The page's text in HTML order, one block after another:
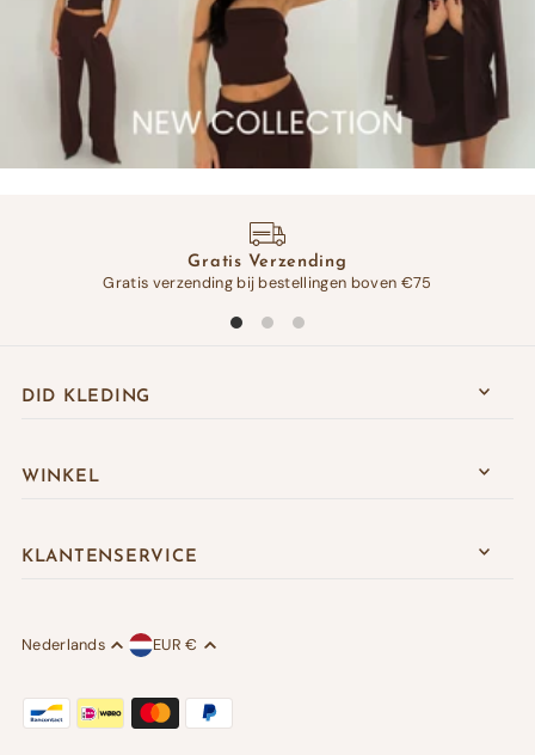
Gratis Verzending
Gratis verzending bij bestellingen boven €75
DID KLEDING
WINKEL
KLANTENSERVICE
Nederlands EUR €